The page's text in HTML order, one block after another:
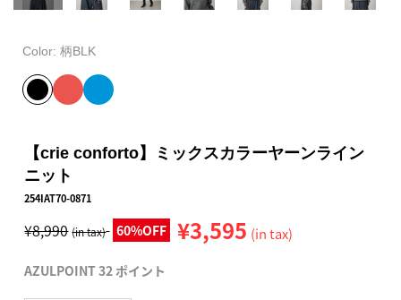
Color: 柄BLK
【crie conforto】ミックスカラーヤーンライン
ニット
254IAT70-0871
¥8,990 (in tax) 60%OFF ¥3,595 (in tax)
AZULPOINT 32 ポイント